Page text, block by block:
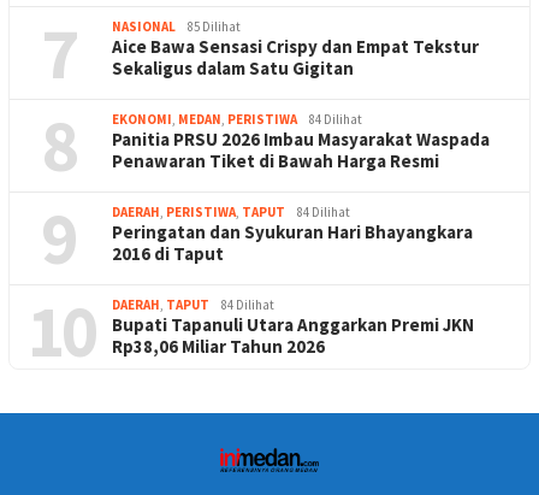
7 NASIONAL 85 Dilihat
Aice Bawa Sensasi Crispy dan Empat Tekstur
Sekaligus dalam Satu Gigitan
8 EKONOMI, MEDAN, PERISTIWA 84 Dilihat
Panitia PRSU 2026 Imbau Masyarakat Waspada
Penawaran Tiket di Bawah Harga Resmi
9 DAERAH, PERISTIWA, TAPUT 84 Dilihat
Peringatan dan Syukuran Hari Bhayangkara
2016 di Taput
10 DAERAH, TAPUT 84 Dilihat
Bupati Tapanuli Utara Anggarkan Premi JKN
Rp38,06 Miliar Tahun 2026